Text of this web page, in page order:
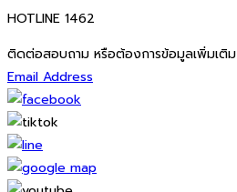
HOTLINE 1462
ติดต่อสอบถาม หรือต้องการข้อมูลเพิ่มเติม
Email Address